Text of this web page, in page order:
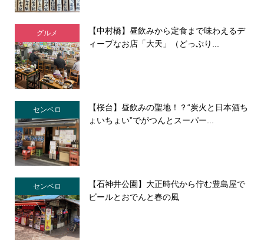
グルメ
【中村橋】昼飲みから定食まで味わえるデ
ィープなお店「大天」（どっぷり...
センベロ
【桜台】昼飲みの聖地！？“炭火と日本酒ち
ょいちょい”でがつんとスーパー...
センベロ
【石神井公園】大正時代から佇む豊島屋で
ビールとおでんと春の風